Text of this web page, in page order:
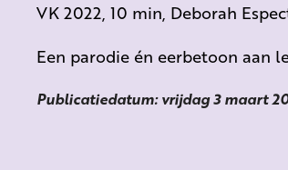
VK 2022, 10 min, Deborah
Een parodie én eerbetoon aan
Publicatiedatum: vrijdag 3 maart